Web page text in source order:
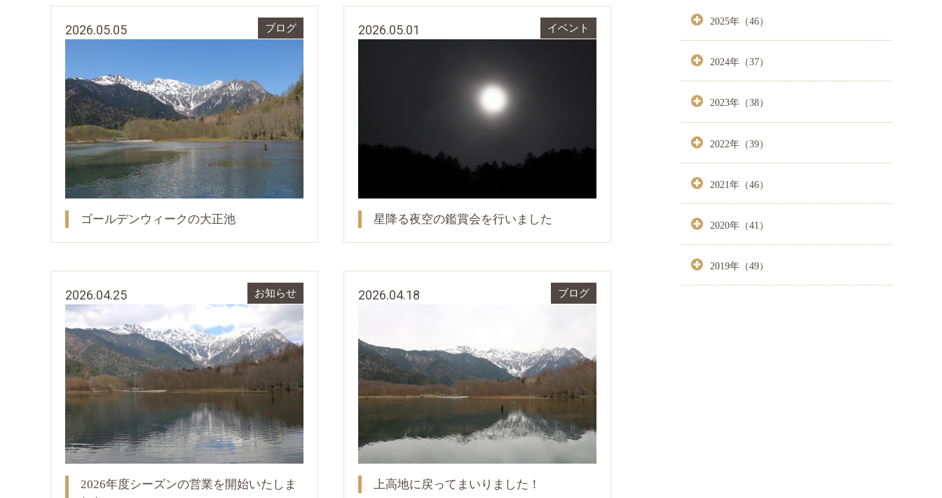
2026.05.05 ブログ
ゴールデンウィークの大正池
2026.05.01 イベント
星降る夜空の鑑賞会を行いました
2026.04.25 お知らせ
2026年度シーズンの営業を開始いたしま
2026.04.18 ブログ
上高地に戻ってまいりました！
2025年（46）
2024年（37）
2023年（38）
2022年（39）
2021年（46）
2020年（41）
2019年（49）